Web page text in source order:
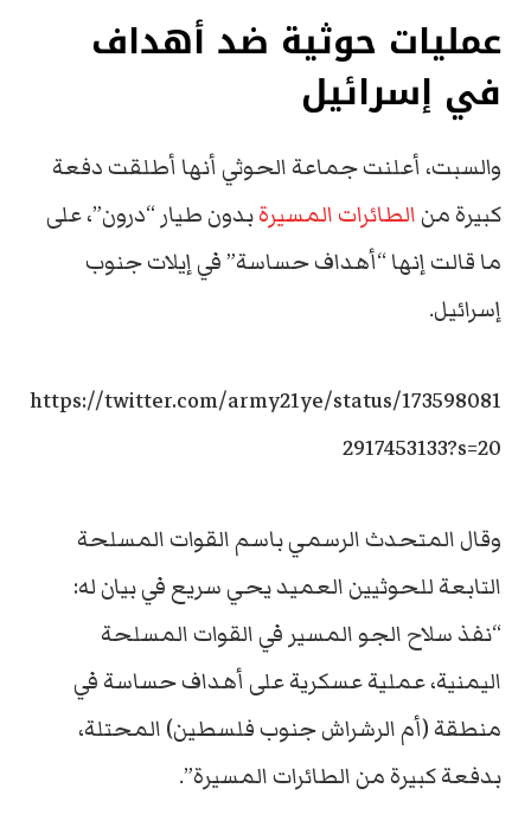
عمليات حوثية ضد أهداف
في إسرائيل
والسبت، أعلنت جماعة الحوثي أنها أطلقت دفعة
كبيرة منالطائرات المسيرةبدون طيار “درون”، على
ما قالت إنها “أهداف حساسة” في إيلات جنوب
إسرائيل.
https://twitter.com/army21ye/status/173598081
2917453133?s=20
وقال المتحدث الرسمي باسم القوات المسلحة
التابعة للحوثيين العميد يحي سريع في بيان له:
“نفذ سلاح الجو المسير في القوات المسلحة
اليمنية، عملية عسكرية على أهداف حساسة في
منطقة (أم الرشراش جنوب فلسطين) المحتلة،
بدفعة كبيرة من الطائرات المسيرة”.